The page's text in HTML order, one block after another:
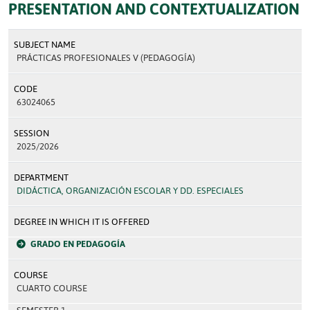
PRESENTATION AND CONTEXTUALIZATION
SUBJECT NAME
PRÁCTICAS PROFESIONALES V (PEDAGOGÍA)
CODE
63024065
SESSION
2025/2026
DEPARTMENT
DIDÁCTICA, ORGANIZACIÓN ESCOLAR Y DD. ESPECIALES
DEGREE IN WHICH IT IS OFFERED
GRADO EN PEDAGOGÍA
COURSE
CUARTO COURSE